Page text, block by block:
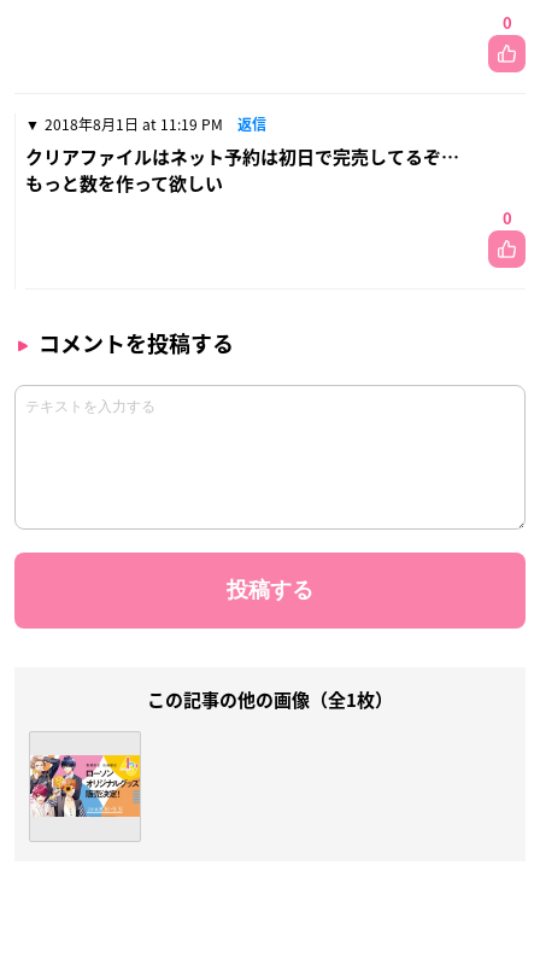
0
2018年8月1日 at 11:19 PM 返信
クリアファイルはネット予約は初日で完売してるぞ…
もっと数を作って欲しい
0
コメントを投稿する
この記事の他の画像（全1枚）